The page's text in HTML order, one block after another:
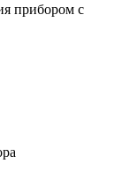
прибором с